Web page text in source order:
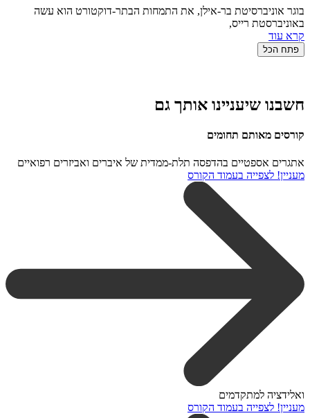
בוגר אוניברסיטת בר-אילן, את התמחות הבתר-דוקטורט הוא עשה
באוניברסטת רייס,
קרא עוד
פתח הכל
חשבנו שיעניינו אותך גם
קורסים מאותם תחומים
אתגרים אספטיים בהדפסה תלת-ממדית של איברים ואביזרים רפואיים
מעניין! לצפייה בעמוד הקורס
ואלידציה למתקדמים
מעניין! לצפייה בעמוד הקורס